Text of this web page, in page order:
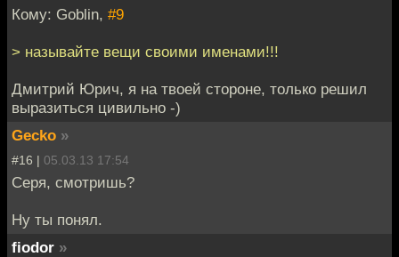
Кому: Goblin, #9
> называйте вещи своими именами!!!
Дмитрий Юрич, я на твоей стороне, только решил
выразиться цивильно -)
Gecko »
#16 | 05.03.13 17:54
Серя, смотришь?
Ну ты понял.
fiodor »